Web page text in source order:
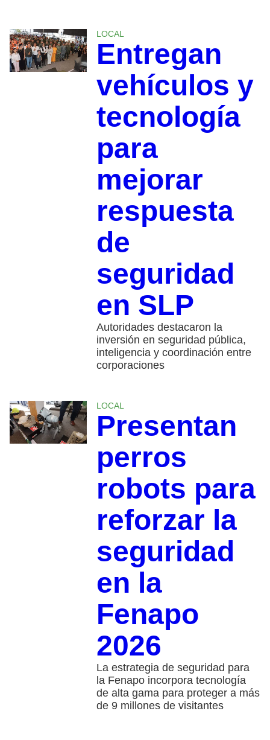
LOCAL
Entregan
vehículos y
tecnología
para
mejorar
respuesta
de
seguridad
en SLP
Autoridades destacaron la
inversión en seguridad pública,
inteligencia y coordinación entre
corporaciones
LOCAL
Presentan
perros
robots para
reforzar la
seguridad
en la
Fenapo
2026
La estrategia de seguridad para
la Fenapo incorpora tecnología
de alta gama para proteger a más
de 9 millones de visitantes